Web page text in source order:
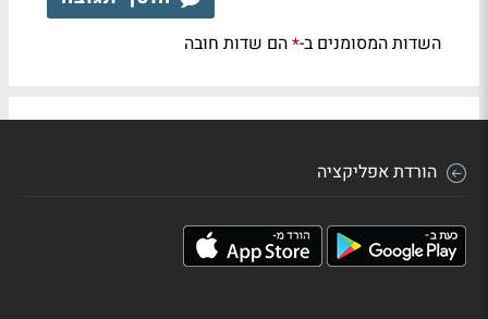
השדות המסומנים ב-*הם שדות חובה
הורדת אפליקציה